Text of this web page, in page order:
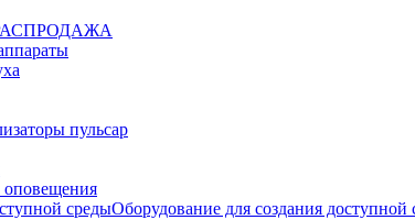
пульсар
Оборудование для создания доступной